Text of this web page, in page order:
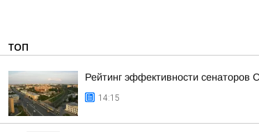
ТОП
Рейтинг эффективности сенаторов
14:15